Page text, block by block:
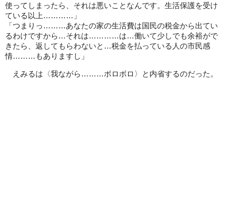
使ってしまったら、それは悪いことなんです。生活保護を受け
ている以上…………」
「つまりっ………あなたの家の生活費は国民の税金から出てい
るわけですから…それは…………は…働いて少しでも余裕がで
きたら、返してもらわないと…税金を払っている人の市民感
情………もありますし」
えみるは〈我ながら………ボロボロ〉と内省するのだった。